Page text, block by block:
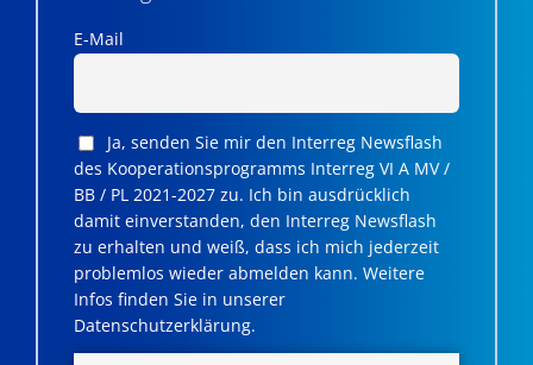
E-Mail
Ja, senden Sie mir den Interreg Newsflash
des Kooperationsprogramms Interreg VI A MV /
BB / PL 2021-2027 zu. Ich bin ausdrücklich
damit einverstanden, den Interreg Newsflash
zu erhalten und weiß, dass ich mich jederzeit
problemlos wieder abmelden kann. Weitere
Infos finden Sie in unserer
Datenschutzerklärung.